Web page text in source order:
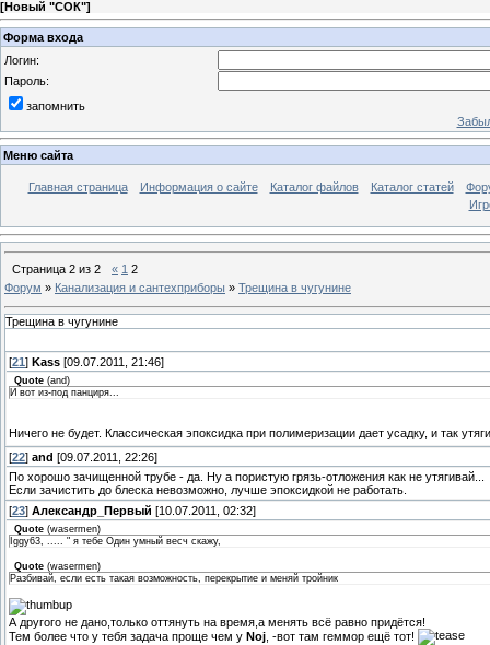
[Новый "СОК"]
Форма входа
Логин:
Пароль:
запомнить
Меню сайта
Главная страница Информация о сайте Каталог файлов Каталог статей
Страница 2 из 2 « 1 2
Форум » Канализация и сантехприборы » Трещина в чугунине
Трещина в чугунине
[21 ] Kass [09.07.2011, 21:46]
Quote (and)
И вот из-под панциря...
Ничего не будет. Классическая эпоксидка при полимеризации дает усадку, и так
[22] and [09.07.2011, 22:26]
По хорошо зачищенной трубе - да. Ну а пористую грязь-отложения как не утягивай...
Если зачистить до блеска невозможно, лучше эпоксидкой не работать.
[23] Александр_Первый [10.07.2011, 02:32]
Quote (wasermen)
Iggy63, ..... " я тебе Один умный весч скажу,
Quote (wasermen)
Разбивай, если есть такая возможность, перекрытие и меняй тройник
А другого не дано,только оттянуть на время,а менять всё равно придётся!
Тем более что у тебя задача проще чем у Noj , -вот там геммор ещё тот!